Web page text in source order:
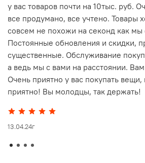
у вас товаров почти на 10тыс. руб.
все продумано, все учтено. Товары
совсем не похожи на секонд как мы
Постоянные обновления и скидки,
существенные. Обслуживание
а ведь мы с вами на расстоянии.
Очень приятно у вас покупать вещи,
приятно! Вы молодцы, так держать!
13.04.24г